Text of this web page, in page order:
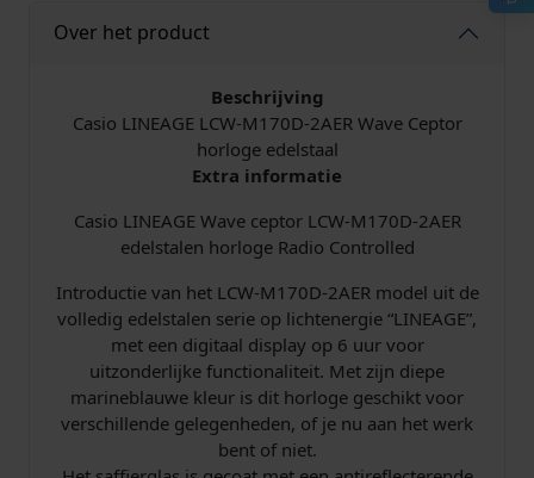
Over het product
Beschrijving
Casio LINEAGE LCW-M170D-2AER Wave Ceptor
horloge edelstaal
Extra informatie
Casio LINEAGE Wave ceptor LCW-M170D-2AER
edelstalen horloge Radio Controlled
Introductie van het LCW-M170D-2AER model uit de
volledig edelstalen serie op lichtenergie “LINEAGE”,
met een digitaal display op 6 uur voor
uitzonderlijke functionaliteit. Met zijn diepe
marineblauwe kleur is dit horloge geschikt voor
verschillende gelegenheden, of je nu aan het werk
bent of niet.